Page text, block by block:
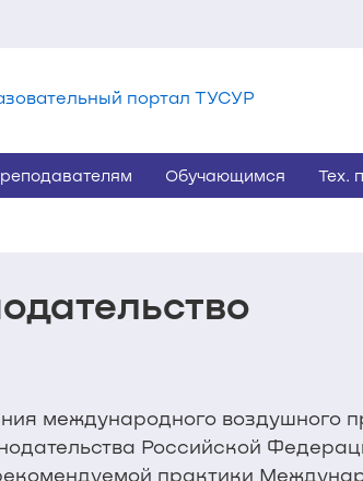
портал ТУСУР
Обучающимся Тех.
международного воздушного
Российской
практики